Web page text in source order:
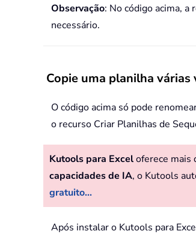
Observação: No código acima, a
necessário.
Copie uma planilha várias
O código acima só pode
o recurso Criar Planilhas de
Kutools para Exceloferece mais
capacidades de IA, o Kutools
gratuito...
Após instalar o Kutools para